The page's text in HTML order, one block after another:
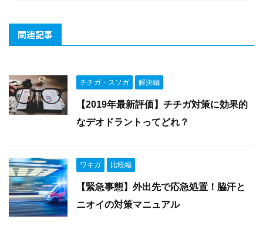
関連記事
チチガ・スソガ 解決編
【2019年最新評価】チチガ対策に効果的
なデオドラントってどれ？
ワキガ 比較編
【緊急事態】外出先で応急処置！脇汗と
ニオイの対策マニュアル